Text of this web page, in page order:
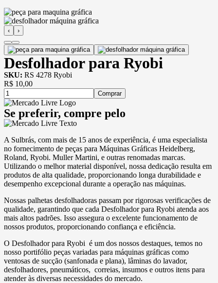
‹ ›
Desfolhador para Ryobi
SKU: RS 4278 Ryobi
R$ 10,00
Comprar
Se preferir, compre pelo
A Sulbrás, com mais de 15 anos de experiência, é uma especialista
no fornecimento de peças para Máquinas Gráficas Heidelberg,
Roland, Ryobi. Muller Martini, e outras renomadas marcas.
Utilizando o melhor material disponível, nossa dedicação resulta em
produtos de alta qualidade, proporcionando longa durabilidade e
desempenho excepcional durante a operação nas máquinas.
Nossas palhetas desfolhadoras passam por rigorosas verificações de
qualidade, garantindo que cada Desfolhador para Ryobi atenda aos
mais altos padrões. Isso assegura o excelente funcionamento de
nossos produtos, proporcionando confiança e eficiência.
O Desfolhador para Ryobi é um dos nossos destaques, temos no
nosso portifólio peças variadas para máquinas gráficas como
ventosas de sucção (sanfonada e plana), lâminas do lavador,
desfolhadores, pneumáticos, correias, insumos e outros itens para
atender às diversas necessidades do mercado.